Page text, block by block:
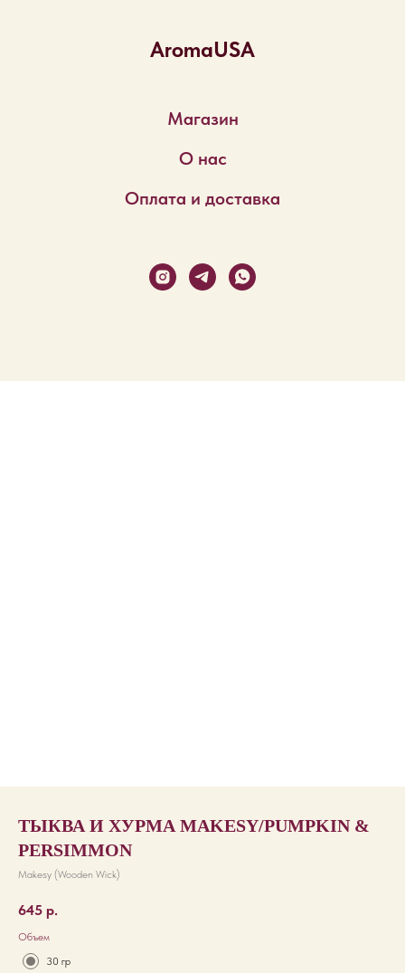
AromaUSA
Магазин
О нас
Оплата и доставка
ТЫКВА И ХУРМА MAKESY/РUMPKIN &
PERSIMMON
Makesy (Wooden Wick)
645 р.
Объем
30 гр